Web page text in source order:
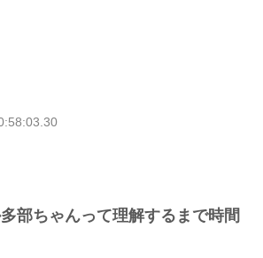
部ちゃんって理解するまで時間